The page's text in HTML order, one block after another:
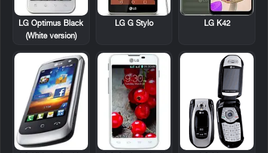
LG K42
LG G Stylo
LG Optimus Black
(White version)